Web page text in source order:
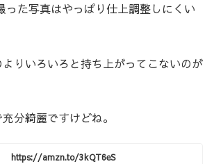
った写真はやっぱり仕上調整しにくい
りいろいろと持ち上がってこないのが
分綺麗ですけどね。
https://amzn.to/3kQT6eS